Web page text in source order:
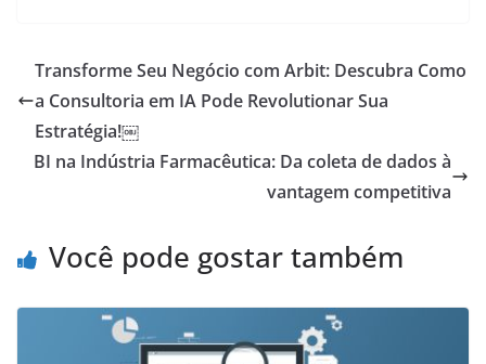
Transforme Seu Negócio com Arbit: Descubra Como
a Consultoria em IA Pode Revolutionar Sua
Estratégia!￼
BI na Indústria Farmacêutica: Da coleta de dados à
vantagem competitiva
Você pode gostar também